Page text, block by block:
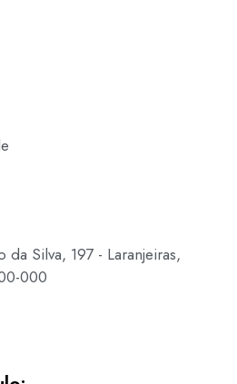
da Silva, 197 - Laranjeiras,
000